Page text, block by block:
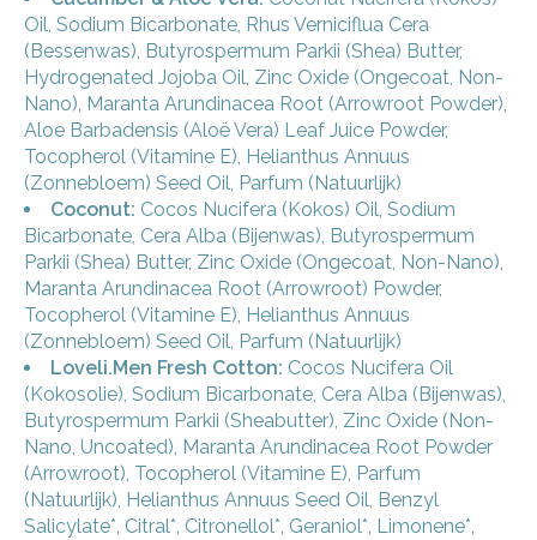
Oil, Sodium Bicarbonate, Rhus Verniciflua Cera
(Bessenwas), Butyrospermum Parkii (Shea) Butter,
Hydrogenated Jojoba Oil, Zinc Oxide (Ongecoat, Non-
Nano), Maranta Arundinacea Root (Arrowroot Powder),
Aloe Barbadensis (Aloë Vera) Leaf Juice Powder,
Tocopherol (Vitamine E), Helianthus Annuus
(Zonnebloem) Seed Oil, Parfum (Natuurlijk)
Coconut: Cocos Nucifera (Kokos) Oil, Sodium
Bicarbonate, Cera Alba (Bijenwas), Butyrospermum
Parkii (Shea) Butter, Zinc Oxide (Ongecoat, Non-Nano),
Maranta Arundinacea Root (Arrowroot) Powder,
Tocopherol (Vitamine E), Helianthus Annuus
(Zonnebloem) Seed Oil, Parfum (Natuurlijk)
Loveli.Men Fresh Cotton: Cocos Nucifera Oil
(Kokosolie), Sodium Bicarbonate, Cera Alba (Bijenwas),
Butyrospermum Parkii (Sheabutter), Zinc Oxide (Non-
Nano, Uncoated), Maranta Arundinacea Root Powder
(Arrowroot), Tocopherol (Vitamine E), Parfum
(Natuurlijk), Helianthus Annuus Seed Oil, Benzyl
Salicylate*, Citral*, Citronellol*, Geraniol*, Limonene*,